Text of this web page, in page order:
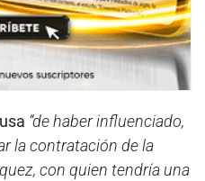
“de haber influenciado,
la contratación de la
con quien tendría una